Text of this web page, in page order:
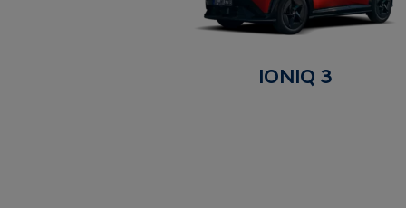
IONIQ 3